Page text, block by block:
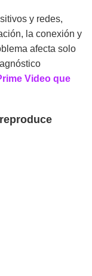
y redes,
la conexión y
afecta solo
Video que